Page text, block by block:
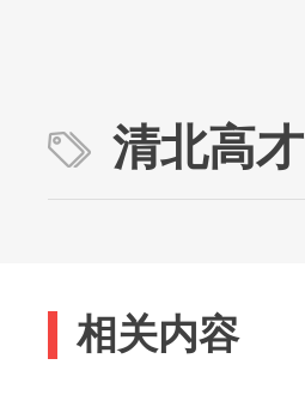
清北高才
相关内容